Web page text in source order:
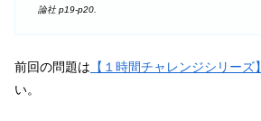
論社 p19-p20.
前回の問題は 【１時間チャレンジシリーズ
い。